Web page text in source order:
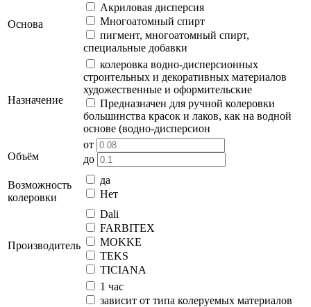
Основа
Акриловая дисперсия
Многоатомный спирт
пигмент, многоатомный спирт,
специальные добавки
Назначение
колеровка водно-дисперсионных
строительных и декоративных материалов
художественные и оформительские
Предназначен для ручной колеровки
большинства красок и лаков, как на водной
основе (водно-дисперсион
Объём
от
до
Возможность
колеровки
да
Нет
Производитель
Dali
FARBITEX
MOKKE
TEKS
TICIANA
1 час
зависит от типа колеруемых материалов